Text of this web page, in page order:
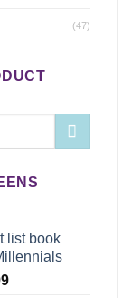
(47)
list book